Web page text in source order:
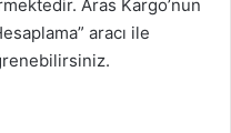
Aras Kargo’nun
aracı ile